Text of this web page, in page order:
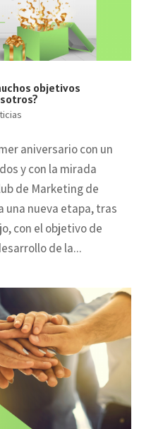
objetivos
aniversario con un
y con la mirada
de Marketing de
una nueva etapa, tras
con el objetivo de
de la...